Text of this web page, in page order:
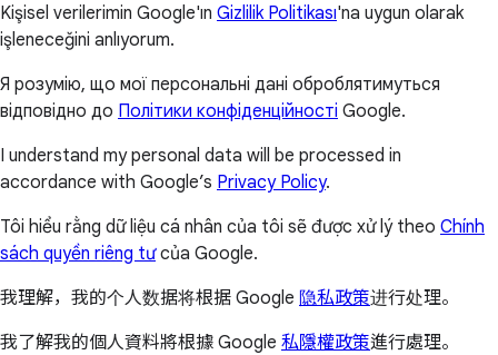
Kişisel verilerimin Google'ın Gizlilik Politikası'na uygun olarak
işleneceğini anlıyorum.
Я розумію, що мої персональні дані оброблятимуться
відповідно до Політики конфіденційності Google.
I understand my personal data will be processed in
accordance with Google’s Privacy Policy.
Tôi hiểu rằng dữ liệu cá nhân của tôi sẽ được xử lý theo Chính
sách quyền riêng tưcủa Google.
我理解，我的个人数据将根据 Google 隐私政策进行处理。
我了解我的個人資料將根據 Google 私隱權政策進行處理。